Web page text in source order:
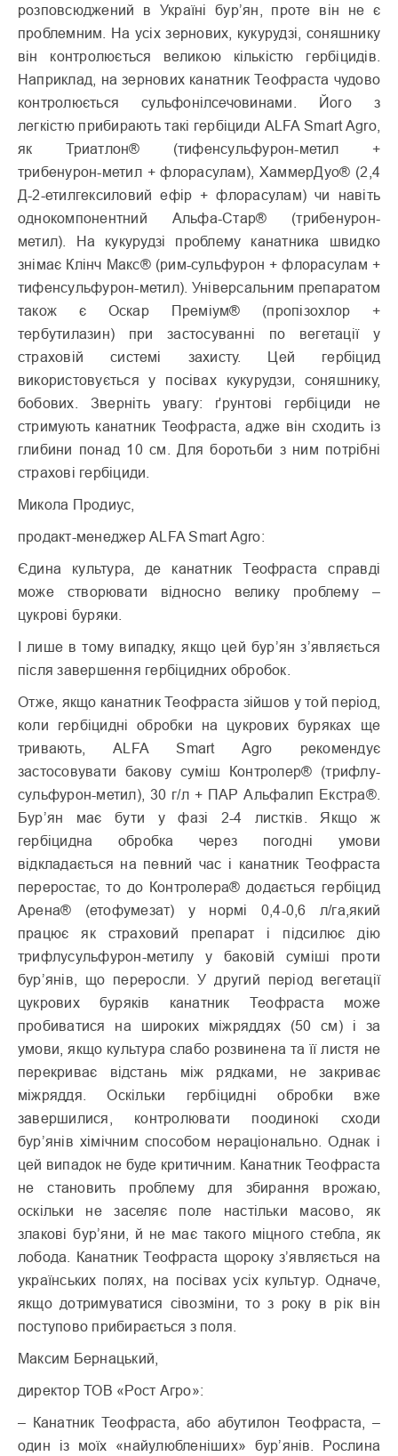
розповсюджений в Україні бур’ян, проте він не є
проблемним. На усіх зернових, кукурудзі, соняшнику
він контролюється великою кількістю гербіцидів.
Наприклад, на зернових канатник Теофраста чудово
контролюється сульфонілсечовинами. Його з
легкістю прибирають такі гербіциди ALFA Smart Agro,
як Триатлон® (тифенсульфурон-метил +
трибенурон-метил + флорасулам), ХаммерДуо® (2,4
Д-2-етилгексиловий ефір + флорасулам) чи навіть
однокомпонентний Альфа-Стар® (трибенурон-
метил). На кукурудзі проблему канатника швидко
знімає Клінч Макс® (рим-сульфурон + флорасулам +
тифенсульфурон-метил). Універсальним препаратом
також є Оскар Преміум® (пропізохлор +
тербутилазин) при застосуванні по вегетації у
страховій системі захисту. Цей гербіцид
використовується у посівах кукурудзи, соняшнику,
бобових. Зверніть увагу: ґрунтові гербіциди не
стримують канатник Теофраста, адже він сходить із
глибини понад 10 см. Для боротьби з ним потрібні
страхові гербіциди.
Микола Продиус,
продакт-менеджер ALFA Smart Agro:
Єдина культура, де канатник Теофраста справді
може створювати відносно велику проблему –
цукрові буряки.
І лише в тому випадку, якщо цей бур’ян з’являється
після завершення гербіцидних обробок.
Отже, якщо канатник Теофраста зійшов у той період,
коли гербіцидні обробки на цукрових буряках ще
тривають, ALFA Smart Agro рекомендує
застосовувати бакову суміш Контролер® (трифлу-
сульфурон-метил), 30 г/л + ПАР Альфалип Екстра®.
Бур’ян має бути у фазі 2-4 листків. Якщо ж
гербіцидна обробка через погодні умови
відкладається на певний час і канатник Теофраста
переростає, то до Контролера® додається гербіцид
Арена® (етофумезат) у нормі 0,4-0,6 л/га,який
працює як страховий препарат і підсилює дію
трифлусульфурон-метилу у баковій суміші проти
бур’янів, що переросли. У другий період вегетації
цукрових буряків канатник Теофраста може
пробиватися на широких міжряддях (50 см) і за
умови, якщо культура слабо розвинена та її листя не
перекриває відстань між рядками, не закриває
міжряддя. Оскільки гербіцидні обробки вже
завершилися, контролювати поодинокі сходи
бур’янів хімічним способом нераціонально. Однак і
цей випадок не буде критичним. Канатник Теофраста
не становить проблему для збирання врожаю,
оскільки не заселяє поле настільки масово, як
злакові бур’яни, й не має такого міцного стебла, як
лобода. Канатник Теофраста щороку з’являється на
українських полях, на посівах усіх культур. Одначе,
якщо дотримуватися сівозміни, то з року в рік він
поступово прибирається з поля.
Максим Бернацький,
директор ТОВ «Рост Агро»:
– Канатник Теофраста, або абутилон Теофраста, –
один із моїх «найулюбленіших» бур’янів. Рослина